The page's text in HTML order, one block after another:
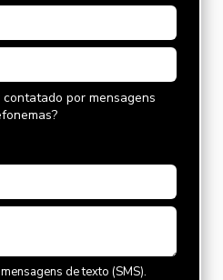
por mensagens
de texto (SMS).